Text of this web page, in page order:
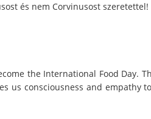
és nem Corvinusost szeretettel!
the International Food Day.
us consciousness and empathy